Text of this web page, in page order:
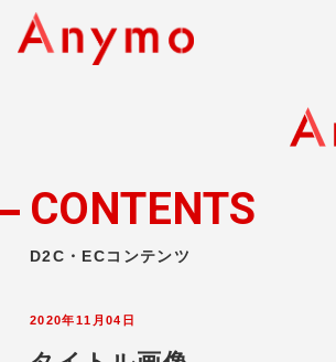
私たちについて
CONTENTS
D2C・ECコンテンツ
2020年11月04日